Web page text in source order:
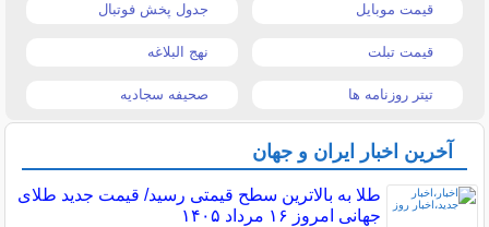
قیمت موبایل جدول پخش فوتبال
قیمت تبلت نهج البلاغه
تیتر روزنامه ها صحیفه سجادیه
آخرین اخبار ایران و جهان
طلا به بالاترین سطح قیمتی رسید/ قیمت جدید طلای
جهانی امروز ۱۶ مرداد ۱۴۰۵